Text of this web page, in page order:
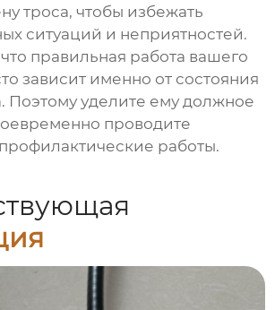
троса, чтобы избежать
ситуаций и неприятностей.
правильная работа вашего
зависит именно от состояния
Поэтому уделите ему должное
проводите
работы.